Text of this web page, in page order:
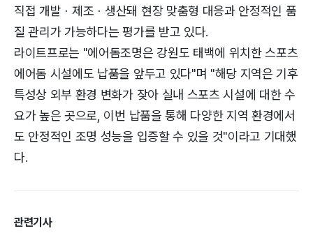
직접 개발ㆍ제조ㆍ생산돼 현장 맞춤형 대응과 안정적인 품
질 관리가 가능하다는 평가를 받고 있다.
라이트프로는 "에어돔조명은 강원도 태백에 위치한 스포츠
에어돔 시설에도 납품을 앞두고 있다"며 "해당 지역은 기후
특성상 외부 환경 변화가 잦아 실내 스포츠 시설에 대한 수
요가 높은 곳으로, 이번 납품을 통해 다양한 지역 환경에서
도 안정적인 조명 성능을 입증할 수 있을 것"이라고 기대했
다.
관련기사